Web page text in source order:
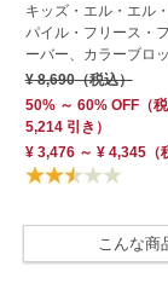
キッズ・エル・エル
パイル・フリース・
ーバー、カラーブロ
¥ 8,690（税込）
50% ～ 60% OFF（
5,214 引き）
¥ 3,476 ～ ¥ 4,345（
こんな商